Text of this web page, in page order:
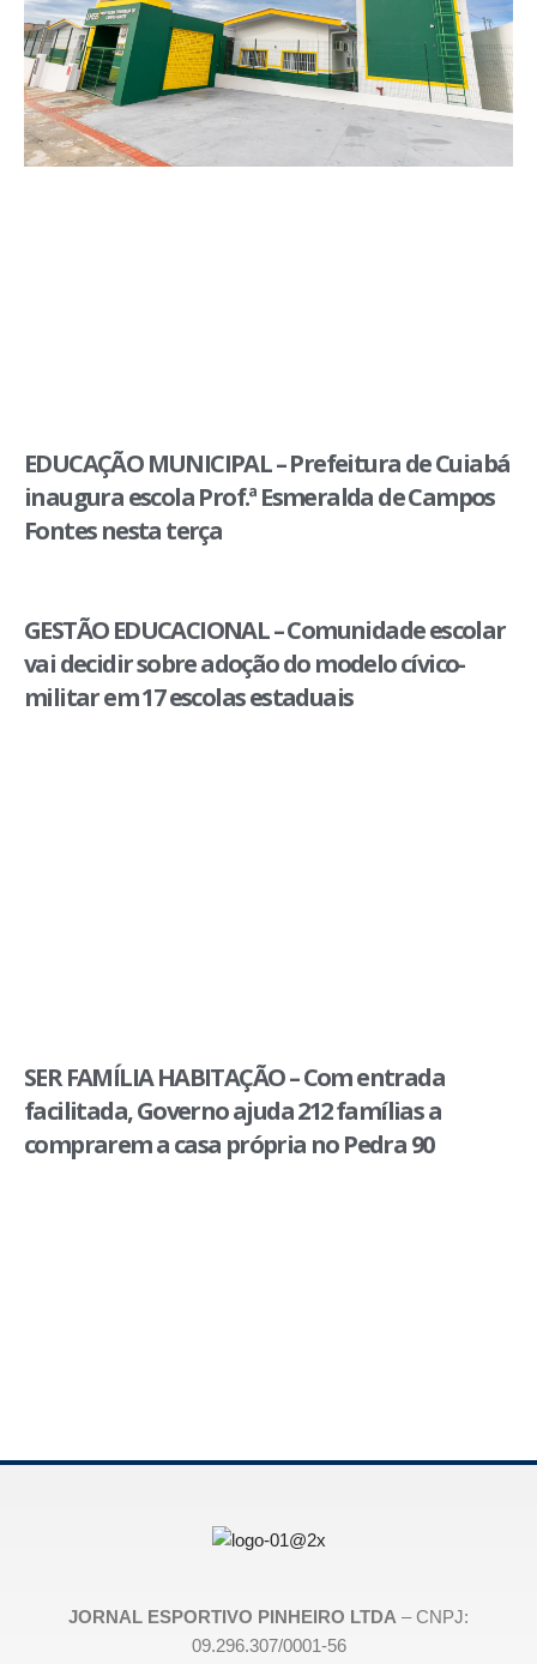
EDUCAÇÃO MUNICIPAL – Prefeitura de Cuiabá
inaugura escola Prof.ª Esmeralda de Campos
Fontes nesta terça
GESTÃO EDUCACIONAL – Comunidade escolar
vai decidir sobre adoção do modelo cívico-
militar em 17 escolas estaduais
SER FAMÍLIA HABITAÇÃO – Com entrada
facilitada, Governo ajuda 212 famílias a
comprarem a casa própria no Pedra 90
JORNAL ESPORTIVO PINHEIRO LTDA – CNPJ:
09.296.307/0001-56